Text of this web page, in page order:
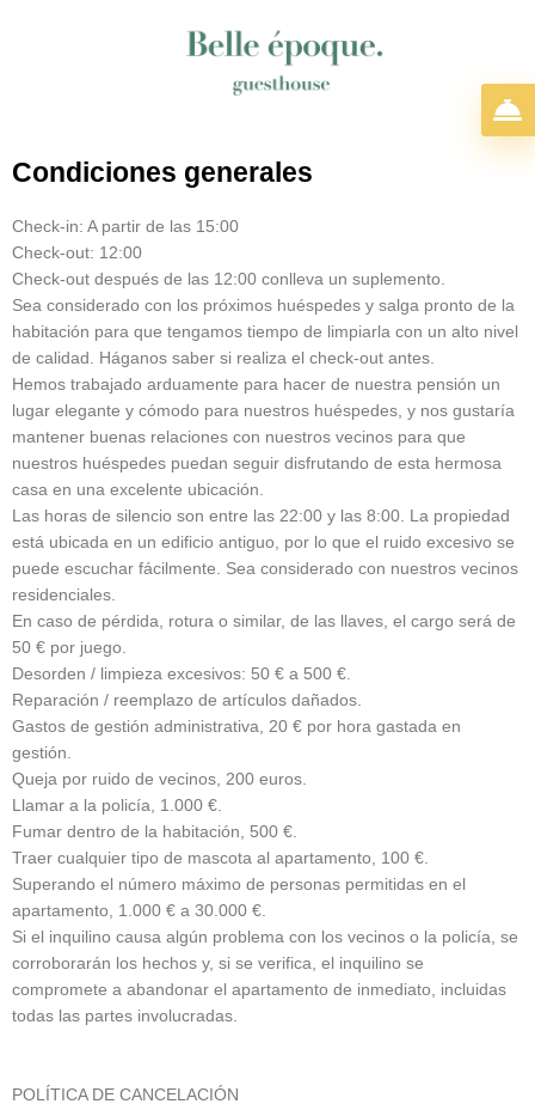
Condiciones generales
Check-in: A partir de las 15:00
Check-out: 12:00
Check-out después de las 12:00 conlleva un suplemento.
Sea considerado con los próximos huéspedes y salga pronto de la
habitación para que tengamos tiempo de limpiarla con un alto nivel
de calidad. Háganos saber si realiza el check-out antes.
Hemos trabajado arduamente para hacer de nuestra pensión un
lugar elegante y cómodo para nuestros huéspedes, y nos gustaría
mantener buenas relaciones con nuestros vecinos para que
nuestros huéspedes puedan seguir disfrutando de esta hermosa
casa en una excelente ubicación.
Las horas de silencio son entre las 22:00 y las 8:00. La propiedad
está ubicada en un edificio antiguo, por lo que el ruido excesivo se
puede escuchar fácilmente. Sea considerado con nuestros vecinos
residenciales.
En caso de pérdida, rotura o similar, de las llaves, el cargo será de
50 € por juego.
Desorden / limpieza excesivos: 50 € a 500 €.
Reparación / reemplazo de artículos dañados.
Gastos de gestión administrativa, 20 € por hora gastada en
gestión.
Queja por ruido de vecinos, 200 euros.
Llamar a la policía, 1.000 €.
Fumar dentro de la habitación, 500 €.
Traer cualquier tipo de mascota al apartamento, 100 €.
Superando el número máximo de personas permitidas en el
apartamento, 1.000 € a 30.000 €.
Si el inquilino causa algún problema con los vecinos o la policía, se
corroborarán los hechos y, si se verifica, el inquilino se
compromete a abandonar el apartamento de inmediato, incluidas
todas las partes involucradas.
POLÍTICA DE CANCELACIÓN